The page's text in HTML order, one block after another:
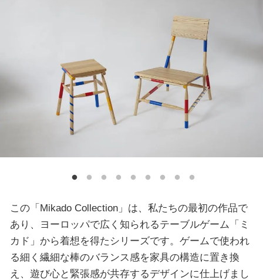
この「Mikado Collection」は、私たちの最初の作品で
あり、ヨーロッパで広く知られるテーブルゲーム「ミ
カド」から着想を得たシリーズです。ゲームで使われ
る細く繊細な棒のバランス感を家具の構造に置き換
え、遊び心と緊張感が共存するデザインに仕上げまし